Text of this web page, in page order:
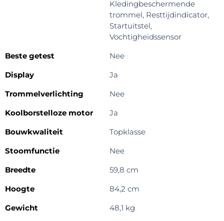
Kledingbeschermende
trommel, Resttijdindicator,
Startuitstel,
Vochtigheidssensor
Beste getest
Nee
Display
Ja
Trommelverlichting
Nee
Koolborstelloze motor
Ja
Bouwkwaliteit
Topklasse
Stoomfunctie
Nee
Breedte
59,8 cm
Hoogte
84,2 cm
Gewicht
48,1 kg